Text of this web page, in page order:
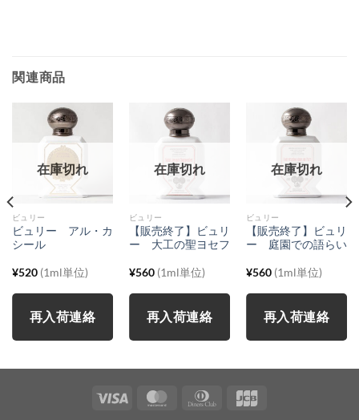
関連商品
在庫切れ
ビュリー
ビュリー アル・カ
シール
¥520 (1ml単位)
再入荷連絡
在庫切れ
ビュリー
【販売終了】ビュリ
ー 大工の聖ヨセフ
¥560 (1ml単位)
再入荷連絡
在庫切れ
ビュリー
【販売終了】ビュリ
ー 庭園での語らい
¥560 (1ml単位)
再入荷連絡